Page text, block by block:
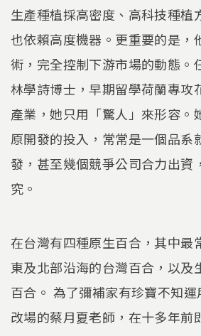
生產種植採高密度、高科技種植
也依賴高度機器。更重要的是，
術，完全控制下游市場的動態。
林學詩博士，早期留學荷蘭專攻
產業，她只用「驚人」來形容。
原開發的投入，常常是一個品系
發，甚至幾個競爭公司合力出資
究。
在台灣有四種原生百合，其中最
東及北部沿海的台灣百合，以及
百合。 為了彌補家有珍寶不知
改場的蔡月夏老師，在十多年前